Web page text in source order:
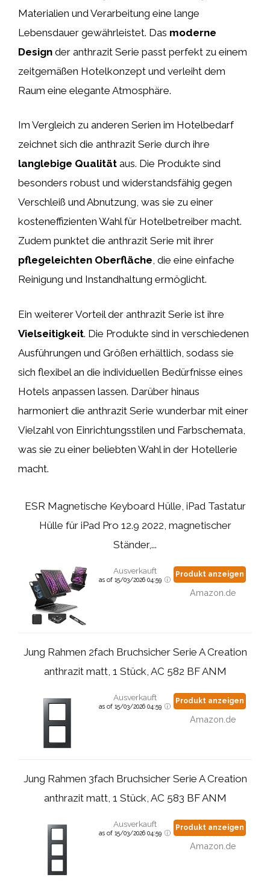
Materialien und Verarbeitung eine lange
Lebensdauer gewährleistet. Das moderne
Design der anthrazit Serie passt perfekt zu einem
zeitgemäßen Hotelkonzept und verleiht dem
Raum eine elegante Atmosphäre.
Im Vergleich zu anderen Serien im Hotelbedarf
zeichnet sich die anthrazit Serie durch ihre
langlebige Qualität aus. Die Produkte sind
besonders robust und widerstandsfähig gegen
Verschleiß und Abnutzung, was sie zu einer
kosteneffizienten Wahl für Hotelbetreiber macht.
Zudem punktet die anthrazit Serie mit ihrer
pflegeleichten Oberfläche, die eine einfache
Reinigung und Instandhaltung ermöglicht.
Ein weiterer Vorteil der anthrazit Serie ist ihre
Vielseitigkeit. Die Produkte sind in verschiedenen
Ausführungen und Größen erhältlich, sodass sie
sich flexibel an die individuellen Bedürfnisse eines
Hotels anpassen lassen. Darüber hinaus
harmoniert die anthrazit Serie wunderbar mit einer
Vielzahl von Einrichtungsstilen und Farbschemata,
was sie zu einer beliebten Wahl in der Hotellerie
macht.
ESR Magnetische Keyboard Hülle, iPad Tastatur
Hülle für iPad Pro 12.9 2022, magnetischer
Ständer,...
Ausverkauft
as of 15/03/2026 04:59
Produkt anzeigen
Amazon.de
Jung Rahmen 2fach Bruchsicher Serie A Creation
anthrazit matt, 1 Stück, AC 582 BF ANM
Ausverkauft
as of 15/03/2026 04:59
Produkt anzeigen
Amazon.de
Jung Rahmen 3fach Bruchsicher Serie A Creation
anthrazit matt, 1 Stück, AC 583 BF ANM
Ausverkauft
as of 15/03/2026 04:59
Produkt anzeigen
Amazon.de